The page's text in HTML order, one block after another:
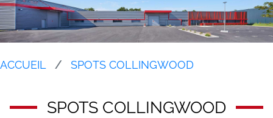
ACCUEIL SPOTS COLLINGWOOD
SPOTS COLLINGWOOD